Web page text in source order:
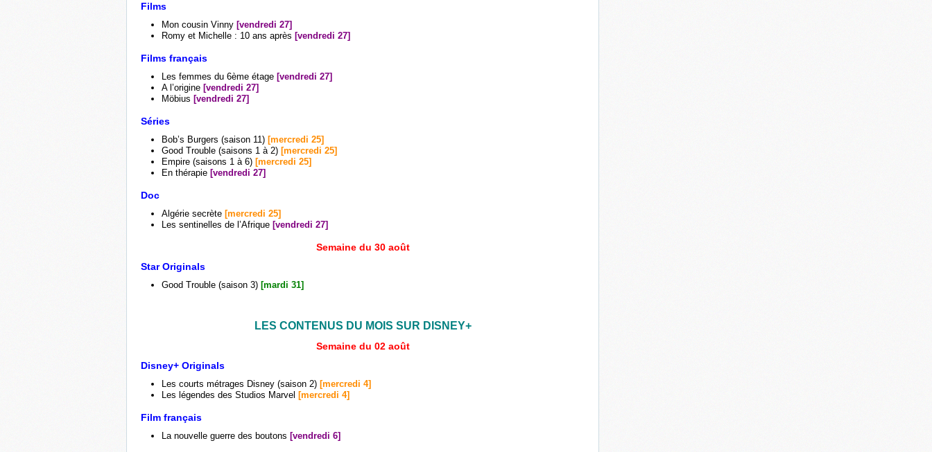
Films
Mon cousin Vinny [vendredi 27]
Romy et Michelle : 10 ans après [vendredi 27]
Films français
Les femmes du 6ème étage [vendredi 27]
A l’origine [vendredi 27]
Möbius [vendredi 27]
Séries
Bob’s Burgers (saison 11) [mercredi 25]
Good Trouble (saisons 1 à 2) [mercredi 25]
Empire (saisons 1 à 6) [mercredi 25]
En thérapie [vendredi 27]
Doc
Algérie secrète [mercredi 25]
Les sentinelles de l’Afrique [vendredi 27]
Semaine du 30 août
Star Originals
Good Trouble (saison 3) [mardi 31]
LES CONTENUS DU MOIS SUR DISNEY+
Semaine du 02 août
Disney+ Originals
Les courts métrages Disney (saison 2) [mercredi 4]
Les légendes des Studios Marvel [mercredi 4]
Film français
La nouvelle guerre des boutons [vendredi 6]